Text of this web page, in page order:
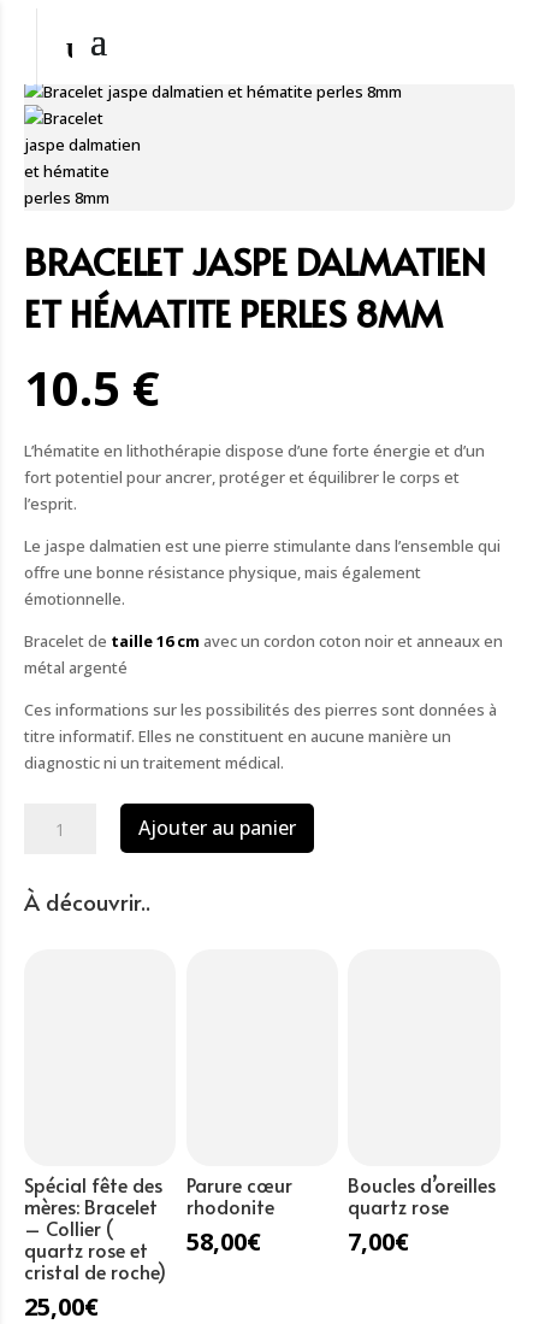
BRACELET JASPE DALMATIEN
ET HÉMATITE PERLES 8MM
10.5 €
L’hématite en lithothérapie dispose d’une forte énergie et d’un
fort potentiel pour ancrer, protéger et équilibrer le corps et
l’esprit.
Le jaspe dalmatien est une pierre stimulante dans l’ensemble qui
offre une bonne résistance physique, mais également
émotionnelle.
Bracelet de taille 16 cm avec un cordon coton noir et anneaux en
métal argenté
Ces informations sur les possibilités des pierres sont données à
titre informatif. Elles ne constituent en aucune manière un
diagnostic ni un traitement médical.
jaspe
Ajouter au panier
À découvrir..
Spécial fête des
mères: Bracelet
– Collier (
quartz rose et
cristal de roche)
25,00€
Parure cœur
rhodonite
58,00€
Boucles d’oreilles
quartz rose
7,00€